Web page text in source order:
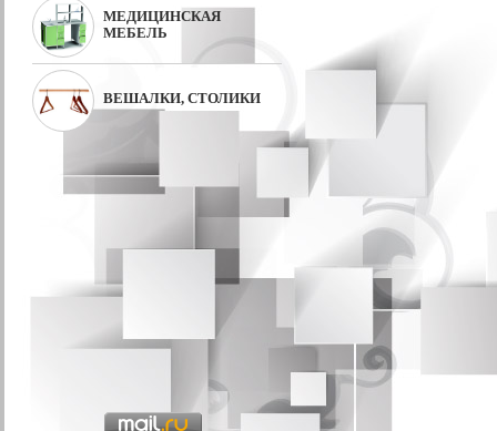
МЕДИЦИНСКАЯ
МЕБЕЛЬ
ВЕШАЛКИ, СТОЛИКИ